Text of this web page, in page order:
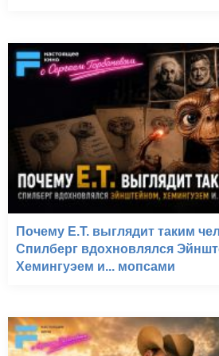
Почему E.T. выглядит таким
Спилберг вдохновлялся
Хемингуэем и... мопсами